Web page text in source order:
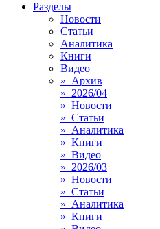
Разделы
Новости
Статьи
Аналитика
Книги
Видео
» Архив
» 2026/04
» Новости
» Статьи
» Аналитика
» Книги
» Видео
» 2026/03
» Новости
» Статьи
» Аналитика
» Книги